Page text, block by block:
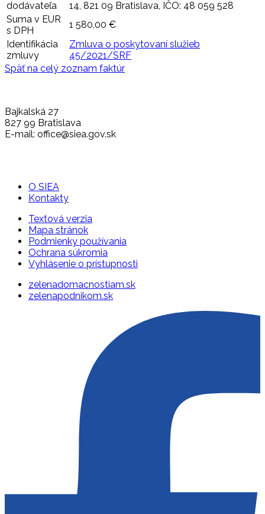
dodávateľa
14, 821 09 Bratislava, IČO: 48 059 528
Suma v EUR
s DPH
1 580,00 €
Identifikácia
zmluvy
Zmluva o poskytovaní služieb
45/2021/SRF
Späť na celý zoznam faktúr
Bajkalská 27
827 99 Bratislava
E-mail: office@siea.gov.sk
O SIEA
Kontakty
Textová verzia
Mapa stránok
Podmienky používania
Ochrana súkromia
Vyhlásenie o prístupnosti
zelenadomacnostiam.sk
zelenapodnikom.sk